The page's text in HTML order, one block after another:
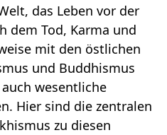
das Leben vor der
dem Tod, Karma und
mit den östlichen
und Buddhismus
wesentliche
Hier sind die zentralen
zu diesen